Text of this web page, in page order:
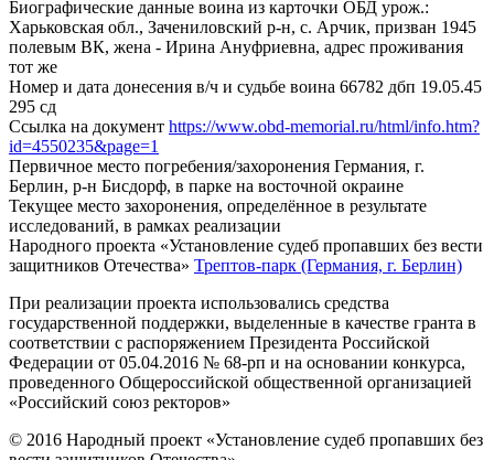
Биографические данные воина из карточки ОБД урож.:
Харьковская обл., Зачениловский р-н, с. Арчик, призван 1945
полевым ВК, жена - Ирина Ануфриевна, адрес проживания
тот же
Номер и дата донесения в/ч и судьбе воина 66782 дбп 19.05.45
295 сд
Ссылка на документ https://www.obd-memorial.ru/html/info.htm?
id=4550235&page=1
Первичное место погребения/захоронения Германия, г.
Берлин, р-н Бисдорф, в парке на восточной окраине
Текущее место захоронения, определённое в результате
исследований, в рамках реализации
Народного проекта «Установление судеб пропавших без вести
защитников Отечества» Трептов-парк (Германия, г. Берлин)
При реализации проекта использовались средства
государственной поддержки, выделенные в качестве гранта в
соответствии с распоряжением Президента Российской
Федерации от 05.04.2016 № 68-рп и на основании конкурса,
проведенного Общероссийской общественной организацией
«Российский союз ректоров»
© 2016 Народный проект «Установление судеб пропавших без